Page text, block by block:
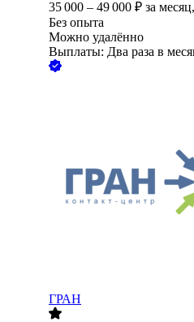
35 000 – 49 000 ₽ за месяц,
Без опыта
Можно удалённо
Выплаты: Два раза в
ГРАН